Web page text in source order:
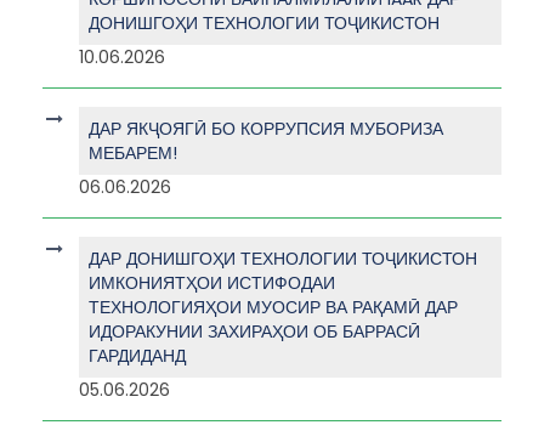
ДОНИШГОҲИ ТЕХНОЛОГИИ ТОҶИКИСТОН
10.06.2026
ДАР ЯКҶОЯГӢ БО КОРРУПСИЯ МУБОРИЗА
МЕБАРЕМ!
06.06.2026
ДАР ДОНИШГОҲИ ТЕХНОЛОГИИ ТОҶИКИСТОН
ИМКОНИЯТҲОИ ИСТИФОДАИ
ТЕХНОЛОГИЯҲОИ МУОСИР ВА РАҚАМӢ ДАР
ИДОРАКУНИИ ЗАХИРАҲОИ ОБ БАРРАСӢ
ГАРДИДАНД
05.06.2026